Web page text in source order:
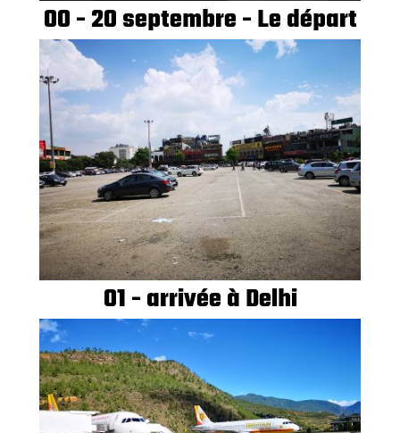
00 - 20 septembre - Le départ
01 - arrivée à Delhi